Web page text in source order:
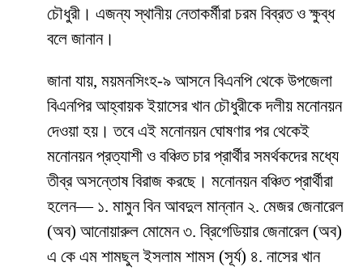
চৌধুরী। এজন্য স্থানীয় নেতাকর্মীরা চরম বিব্রত ও ক্ষুব্ধ
বলে জানান।
জানা যায়, ময়মনসিংহ-৯ আসনে বিএনপি থেকে উপজেলা
বিএনপির আহ্বায়ক ইয়াসের খান চৌধুরীকে দলীয় মনোনয়ন
দেওয়া হয়। তবে এই মনোনয়ন ঘোষণার পর থেকেই
মনোনয়ন প্রত্যাশী ও বঞ্চিত চার প্রার্থীর সমর্থকদের মধ্যে
তীব্র অসন্তোষ বিরাজ করছে। মনোনয়ন বঞ্চিত প্রার্থীরা
হলেন— ১. মামুন বিন আবদুল মান্নান ২. মেজর জেনারেল
(অব) আনোয়ারুল মোমেন ৩. ব্রিগেডিয়ার জেনারেল (অব)
এ কে এম শামছুল ইসলাম শামস (সূর্য) ৪. নাসের খান